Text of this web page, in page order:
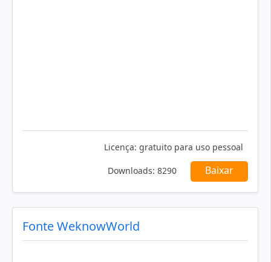
Licença: gratuito para uso pessoal
Downloads: 8290 Baixar
Fonte WeknowWorld